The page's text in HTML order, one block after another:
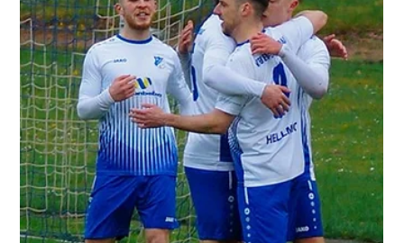
NOFV-Oberliga Süd VfB Empor Glauchau - 1. FC Lok Stendal
3:0 (2:0) Tore: 1:0 Werrmann, 2:0 Bernhardt, 3:0 Sovago VfB
Empor Glauchau feiert klaren Heimsieg gegen Lok Stendal
Der VfB Empor Glauchau hat sich mit einem souveränen 3:0-
Erfolg gegen den 1. FC Lok Stendal wichtige Punkte gesichert
und den Klassenerhalt frühzeitig perfekt gemacht. Vor
heimischem Publikum zeigte die Mannschaft eine abgeklärte
Leistung und entschied die Partie bereits vor der Halbzeit. In
der Anfangspha